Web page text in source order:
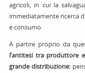
agricoli, in cui la
immediatamente ricerca
e consumo.
A partire proprio da
l’antitesi tra produttore
grande distribuzione: